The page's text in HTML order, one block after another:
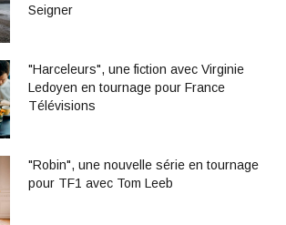
Seigner
"Harceleurs", une fiction avec Virginie
Ledoyen en tournage pour France
Télévisions
"Robin", une nouvelle série en tournage
pour TF1 avec Tom Leeb